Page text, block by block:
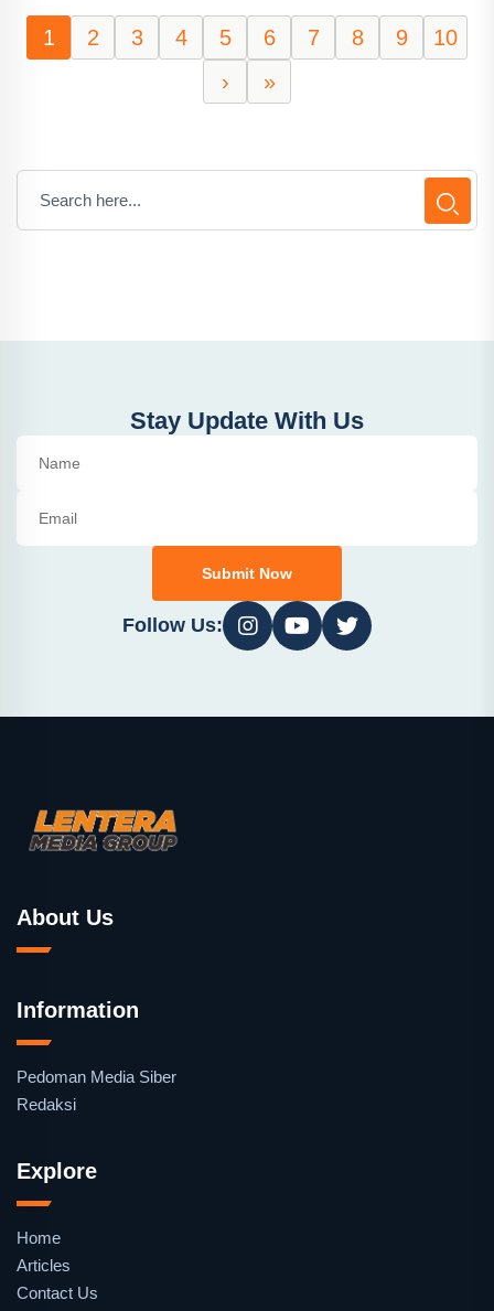
1 2 3 4 5 6 7 8 9
10
›
»
Stay Update With Us
Submit Now
Follow Us:
About Us
Information
Pedoman Media Siber
Redaksi
Explore
Home
Articles
Contact Us